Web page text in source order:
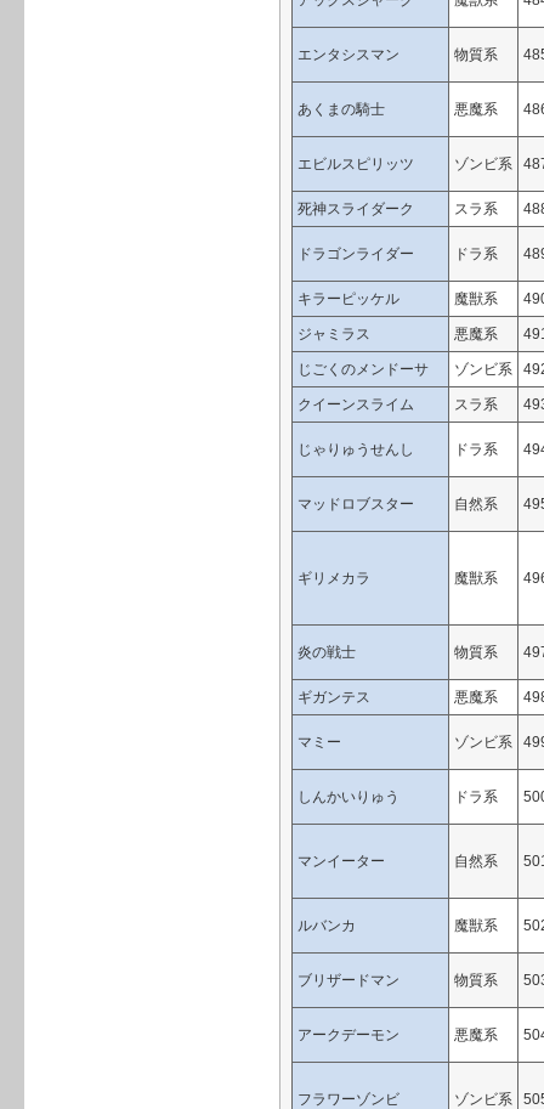
エンタシスマン 物質系
あくまの騎士 悪魔系
エビルスピリッツ ゾンビ系
死神スライダーク スラ系
ドラゴンライダー ドラ系
キラーピッケル 魔獣系
ジャミラス 悪魔系
じごくのメンドーサ ゾンビ系
クイーンスライム スラ系
じゃりゅうせんし ドラ系
マッドロブスター 自然系
ギリメカラ 魔獣系
炎の戦士 物質系
ギガンテス 悪魔系
マミー ゾンビ系
しんかいりゅう ドラ系
マンイーター 自然系
ルバンカ 魔獣系
ブリザードマン 物質系
アークデーモン 悪魔系
フラワーゾンビ ゾンビ系